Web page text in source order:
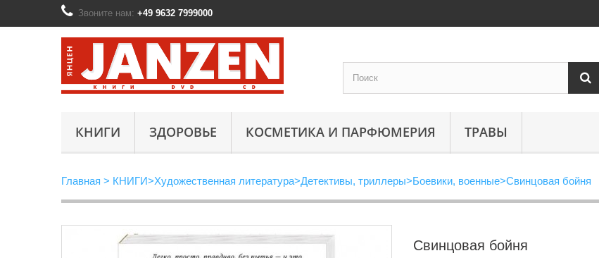
Звоните нам: +49 9632 7999000
КНИГИ ЗДОРОВЬЕ КОСМЕТИКА И ПАРФЮМЕРИЯ ТРАВЫ
Главная > КНИГИ>Художественная литература>Детективы, триллеры>Боевики, военные>Свинцовая бойня
Свинцовая бойня